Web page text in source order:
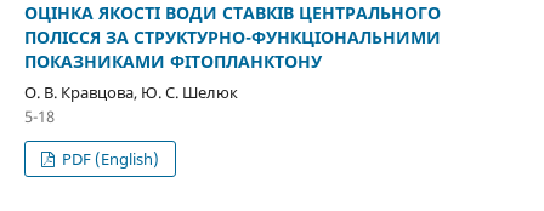
ОЦІНКА ЯКОСТІ ВОДИ СТАВКІВ ЦЕНТРАЛЬНОГО
ПОЛІССЯ ЗА СТРУКТУРНО-ФУНКЦІОНАЛЬНИМИ
ПОКАЗНИКАМИ ФІТОПЛАНКТОНУ
О. В. Кравцова, Ю. С. Шелюк
5-18
PDF (English)